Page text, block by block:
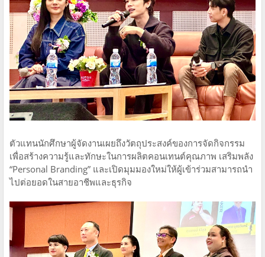
ตัวแทนนักศึกษาผู้จัดงานเผยถึงวัตถุประสงค์ของการจัดกิจกรรม
เพื่อสร้างความรู้และทักษะในการผลิตคอนเทนต์คุณภาพ เสริมพลัง
“Personal Branding” และเปิดมุมมองใหม่ให้ผู้เข้าร่วมสามารถนำ
ไปต่อยอดในสายอาชีพและธุรกิจ